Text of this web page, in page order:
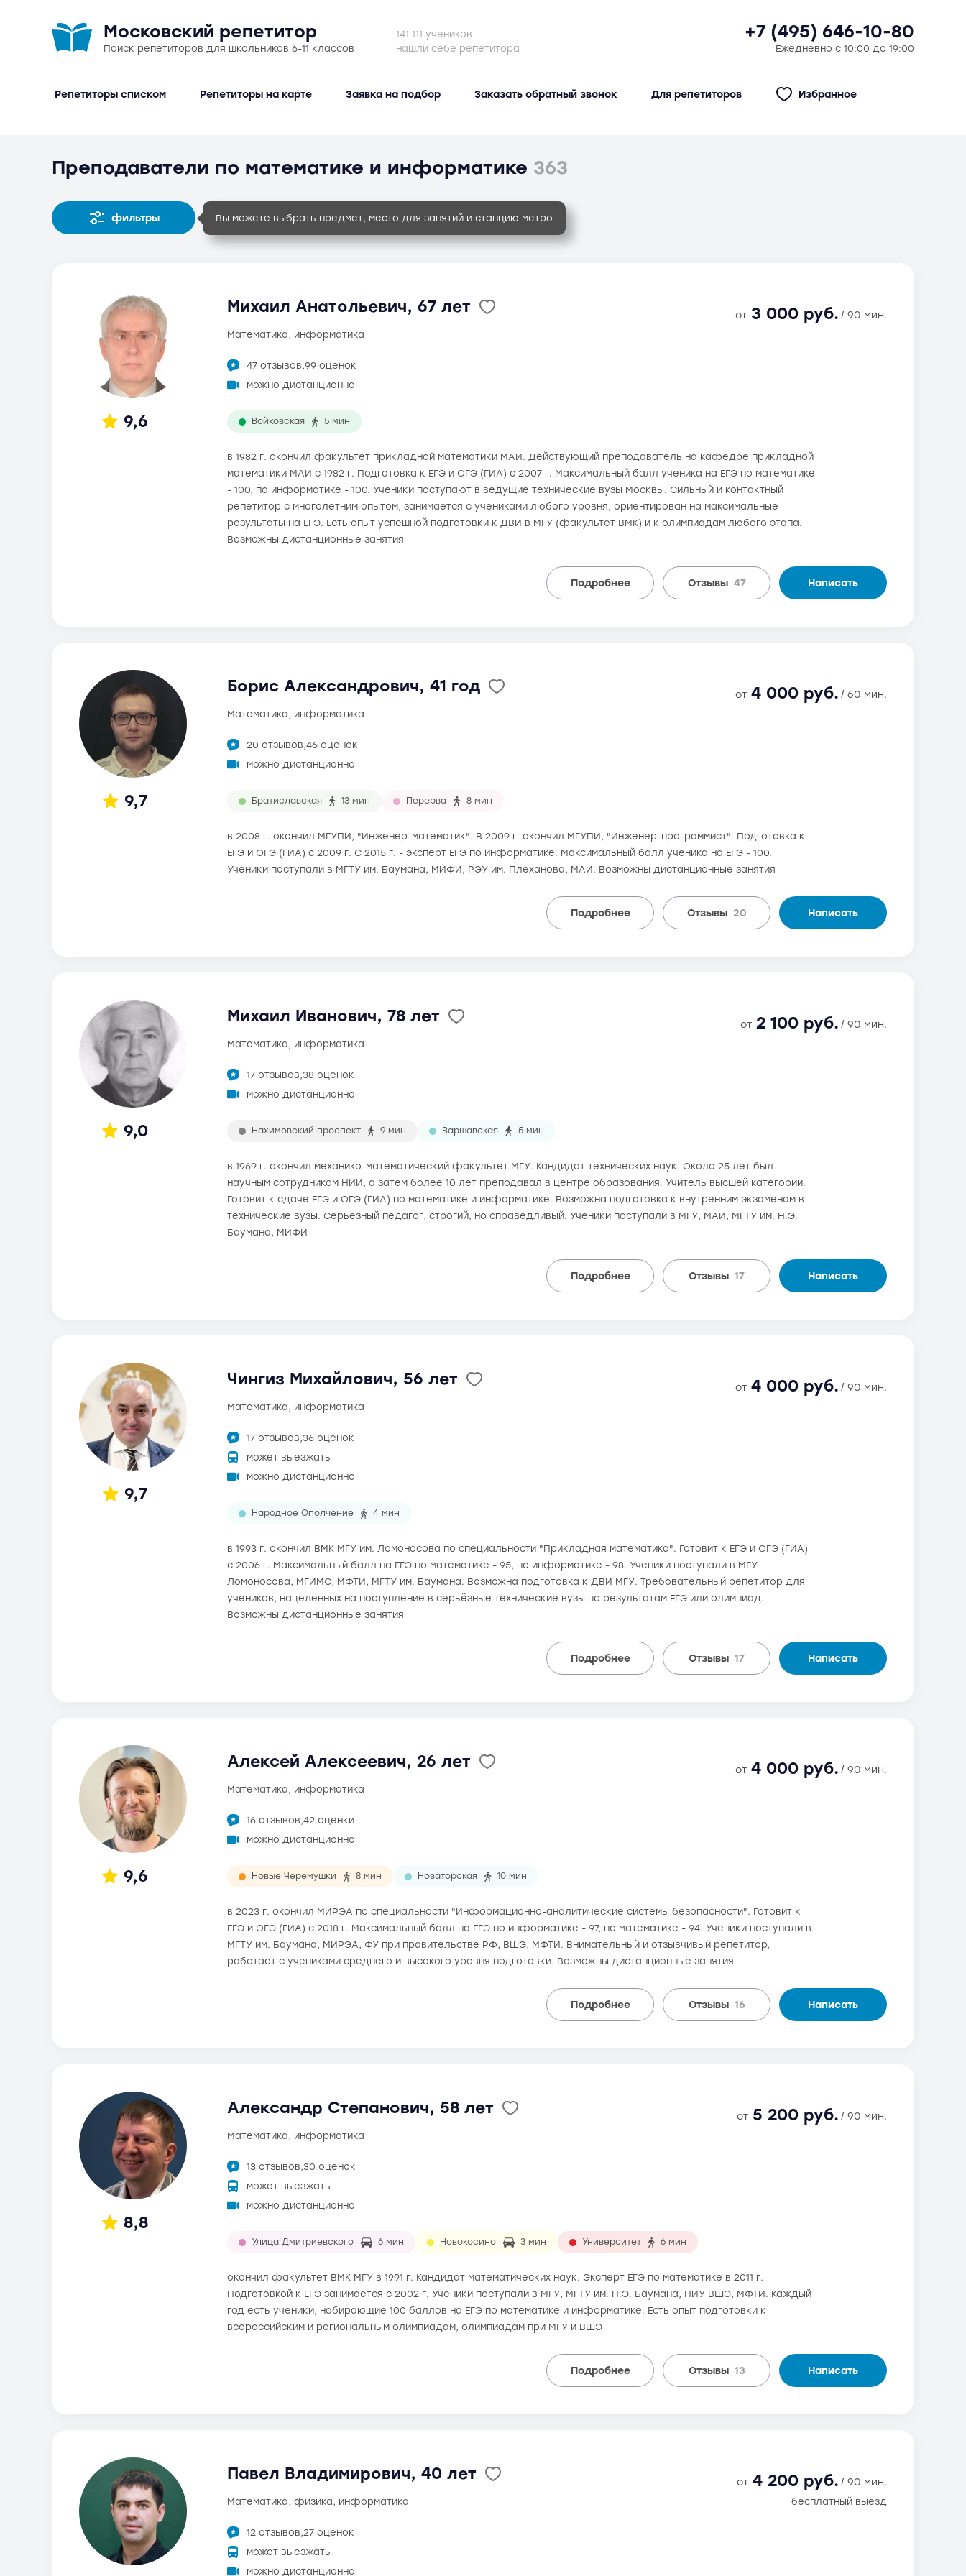
Московский репетитор +7 (495) 646-10-80
Поиск репетиторов для школьников 6-11 классов Ежедневно с 10:00 до 19:00
141 111 учеников
нашли себе репетитора
Репетиторы списком Репетиторы на карте Заявка на подбор Заказать обратный звонок Для репетиторов Избранное
Преподаватели по математике и информатике 363
фильтры Вы можете выбрать предмет, место для занятий и станцию метро
9,6
Михаил Анатольевич, 67 лет от 3 000 руб. / 90 мин.
математика, информатика
47 отзывов,99 оценок
можно дистанционно
Войковская 5 мин
в 1982 г. окончил факультет прикладной математики МАИ. Действующий преподаватель на кафедре прикладной
математики МАИ с 1982 г. Подготовка к ЕГЭ и ОГЭ (ГИА) с 2007 г. Максимальный балл ученика на ЕГЭ по математике
- 100, по информатике - 100. Ученики поступают в ведущие технические вузы Москвы. Сильный и контактный
репетитор с многолетним опытом, занимается с учениками любого уровня, ориентирован на максимальные
результаты на ЕГЭ. Есть опыт успешной подготовки к ДВИ в МГУ (факультет ВМК) и к олимпиадам любого этапа.
Возможны дистанционные занятия
Подробнее Отзывы 47 Написать
9,7
Борис Александрович, 41 год от 4 000 руб. / 60 мин.
математика, информатика
20 отзывов,46 оценок
можно дистанционно
Братиславская 13 мин Перерва 8 мин
в 2008 г. окончил МГУПИ, "Инженер-математик". В 2009 г. окончил МГУПИ, "Инженер-программист". Подготовка к
ЕГЭ и ОГЭ (ГИА) с 2009 г. С 2015 г. - эксперт ЕГЭ по информатике. Максимальный балл ученика на ЕГЭ - 100.
Ученики поступали в МГТУ им. Баумана, МИФИ, РЭУ им. Плеханова, МАИ. Возможны дистанционные занятия
Подробнее Отзывы 20 Написать
9,0
Михаил Иванович, 78 лет от 2 100 руб. / 90 мин.
математика, информатика
17 отзывов,38 оценок
можно дистанционно
Нахимовский проспект 9 мин Варшавская 5 мин
в 1969 г. окончил механико-математический факультет МГУ. Кандидат технических наук. Около 25 лет был
научным сотрудником НИИ, а затем более 10 лет преподавал в центре образования. Учитель высшей категории.
Готовит к сдаче ЕГЭ и ОГЭ (ГИА) по математике и информатике. Возможна подготовка к внутренним экзаменам в
технические вузы. Серьезный педагог, строгий, но справедливый. Ученики поступали в МГУ, МАИ, МГТУ им. Н.Э.
Баумана, МИФИ
Подробнее Отзывы 17 Написать
9,7
Чингиз Михайлович, 56 лет от 4 000 руб. / 90 мин.
математика, информатика
17 отзывов,36 оценок
может выезжать
можно дистанционно
Народное Ополчение 4 мин
в 1993 г. окончил ВМК МГУ им. Ломоносова по специальности "Прикладная математика". Готовит к ЕГЭ и ОГЭ (ГИА)
с 2006 г. Максимальный балл на ЕГЭ по математике - 95, по информатике - 98. Ученики поступали в МГУ
Ломоносова, МГИМО, МФТИ, МГТУ им. Баумана. Возможна подготовка к ДВИ МГУ. Требовательный репетитор для
учеников, нацеленных на поступление в серьёзные технические вузы по результатам ЕГЭ или олимпиад.
Возможны дистанционные занятия
Подробнее Отзывы 17 Написать
9,6
Алексей Алексеевич, 26 лет от 4 000 руб. / 90 мин.
математика, информатика
16 отзывов,42 оценки
можно дистанционно
Новые Черёмушки 8 мин Новаторская 10 мин
в 2023 г. окончил МИРЭА по специальности "Информационно-аналитические системы безопасности". Готовит к
ЕГЭ и ОГЭ (ГИА) с 2018 г. Максимальный балл на ЕГЭ по информатике - 97, по математике - 94. Ученики поступали в
МГТУ им. Баумана, МИРЭА, ФУ при правительстве РФ, ВШЭ, МФТИ. Внимательный и отзывчивый репетитор,
работает с учениками среднего и высокого уровня подготовки. Возможны дистанционные занятия
Подробнее Отзывы 16 Написать
8,8
Александр Степанович, 58 лет от 5 200 руб. / 90 мин.
математика, информатика
13 отзывов,30 оценок
может выезжать
можно дистанционно
Улица Дмитриевского 6 мин Новокосино 3 мин Университет 6 мин
окончил факультет ВМК МГУ в 1991 г. Кандидат математических наук. Эксперт ЕГЭ по математике в 2011 г.
Подготовкой к ЕГЭ занимается с 2002 г. Ученики поступали в МГУ, МГТУ им. Н.Э. Баумана, НИУ ВШЭ, МФТИ. Каждый
год есть ученики, набирающие 100 баллов на ЕГЭ по математике и информатике. Есть опыт подготовки к
всероссийским и региональным олимпиадам, олимпиадам при МГУ и ВШЭ
Подробнее Отзывы 13 Написать
Павел Владимирович, 40 лет от 4 200 руб. / 90 мин.
математика, физика, информатика бесплатный выезд
12 отзывов,27 оценок
может выезжать
можно дистанционно